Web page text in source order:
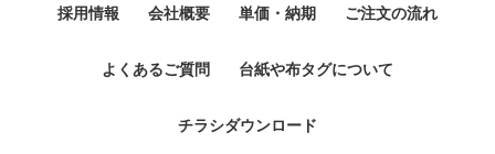
採用情報 会社概要 単価・納期 ご注文の流れ
よくあるご質問 台紙や布タグについて
チラシダウンロード